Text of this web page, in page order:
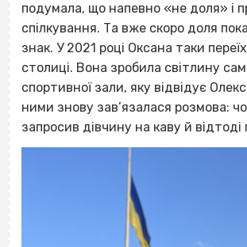
подумала, що напевно «не доля» і
спілкування. Та вже скоро доля
знак. У 2021 році Оксана таки
столиці. Вона зробила світлину
спортивної зали, яку відвідує
ними знову зав’язалася розмова:
запросив дівчину на каву й відтоді